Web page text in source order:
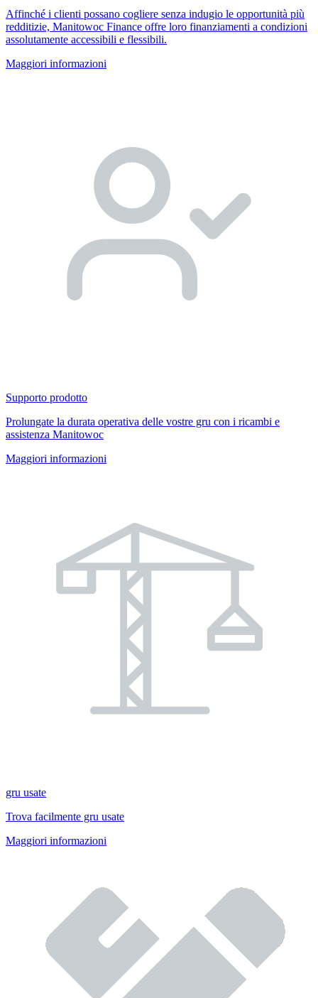
Affinché i clienti possano cogliere senza indugio le opportunità più
redditizie, Manitowoc Finance offre loro finanziamenti a condizioni
assolutamente accessibili e flessibili.
Maggiori informazioni
Supporto prodotto
Prolungate la durata operativa delle vostre gru con i ricambi e
assistenza Manitowoc
Maggiori informazioni
gru usate
Trova facilmente gru usate
Maggiori informazioni